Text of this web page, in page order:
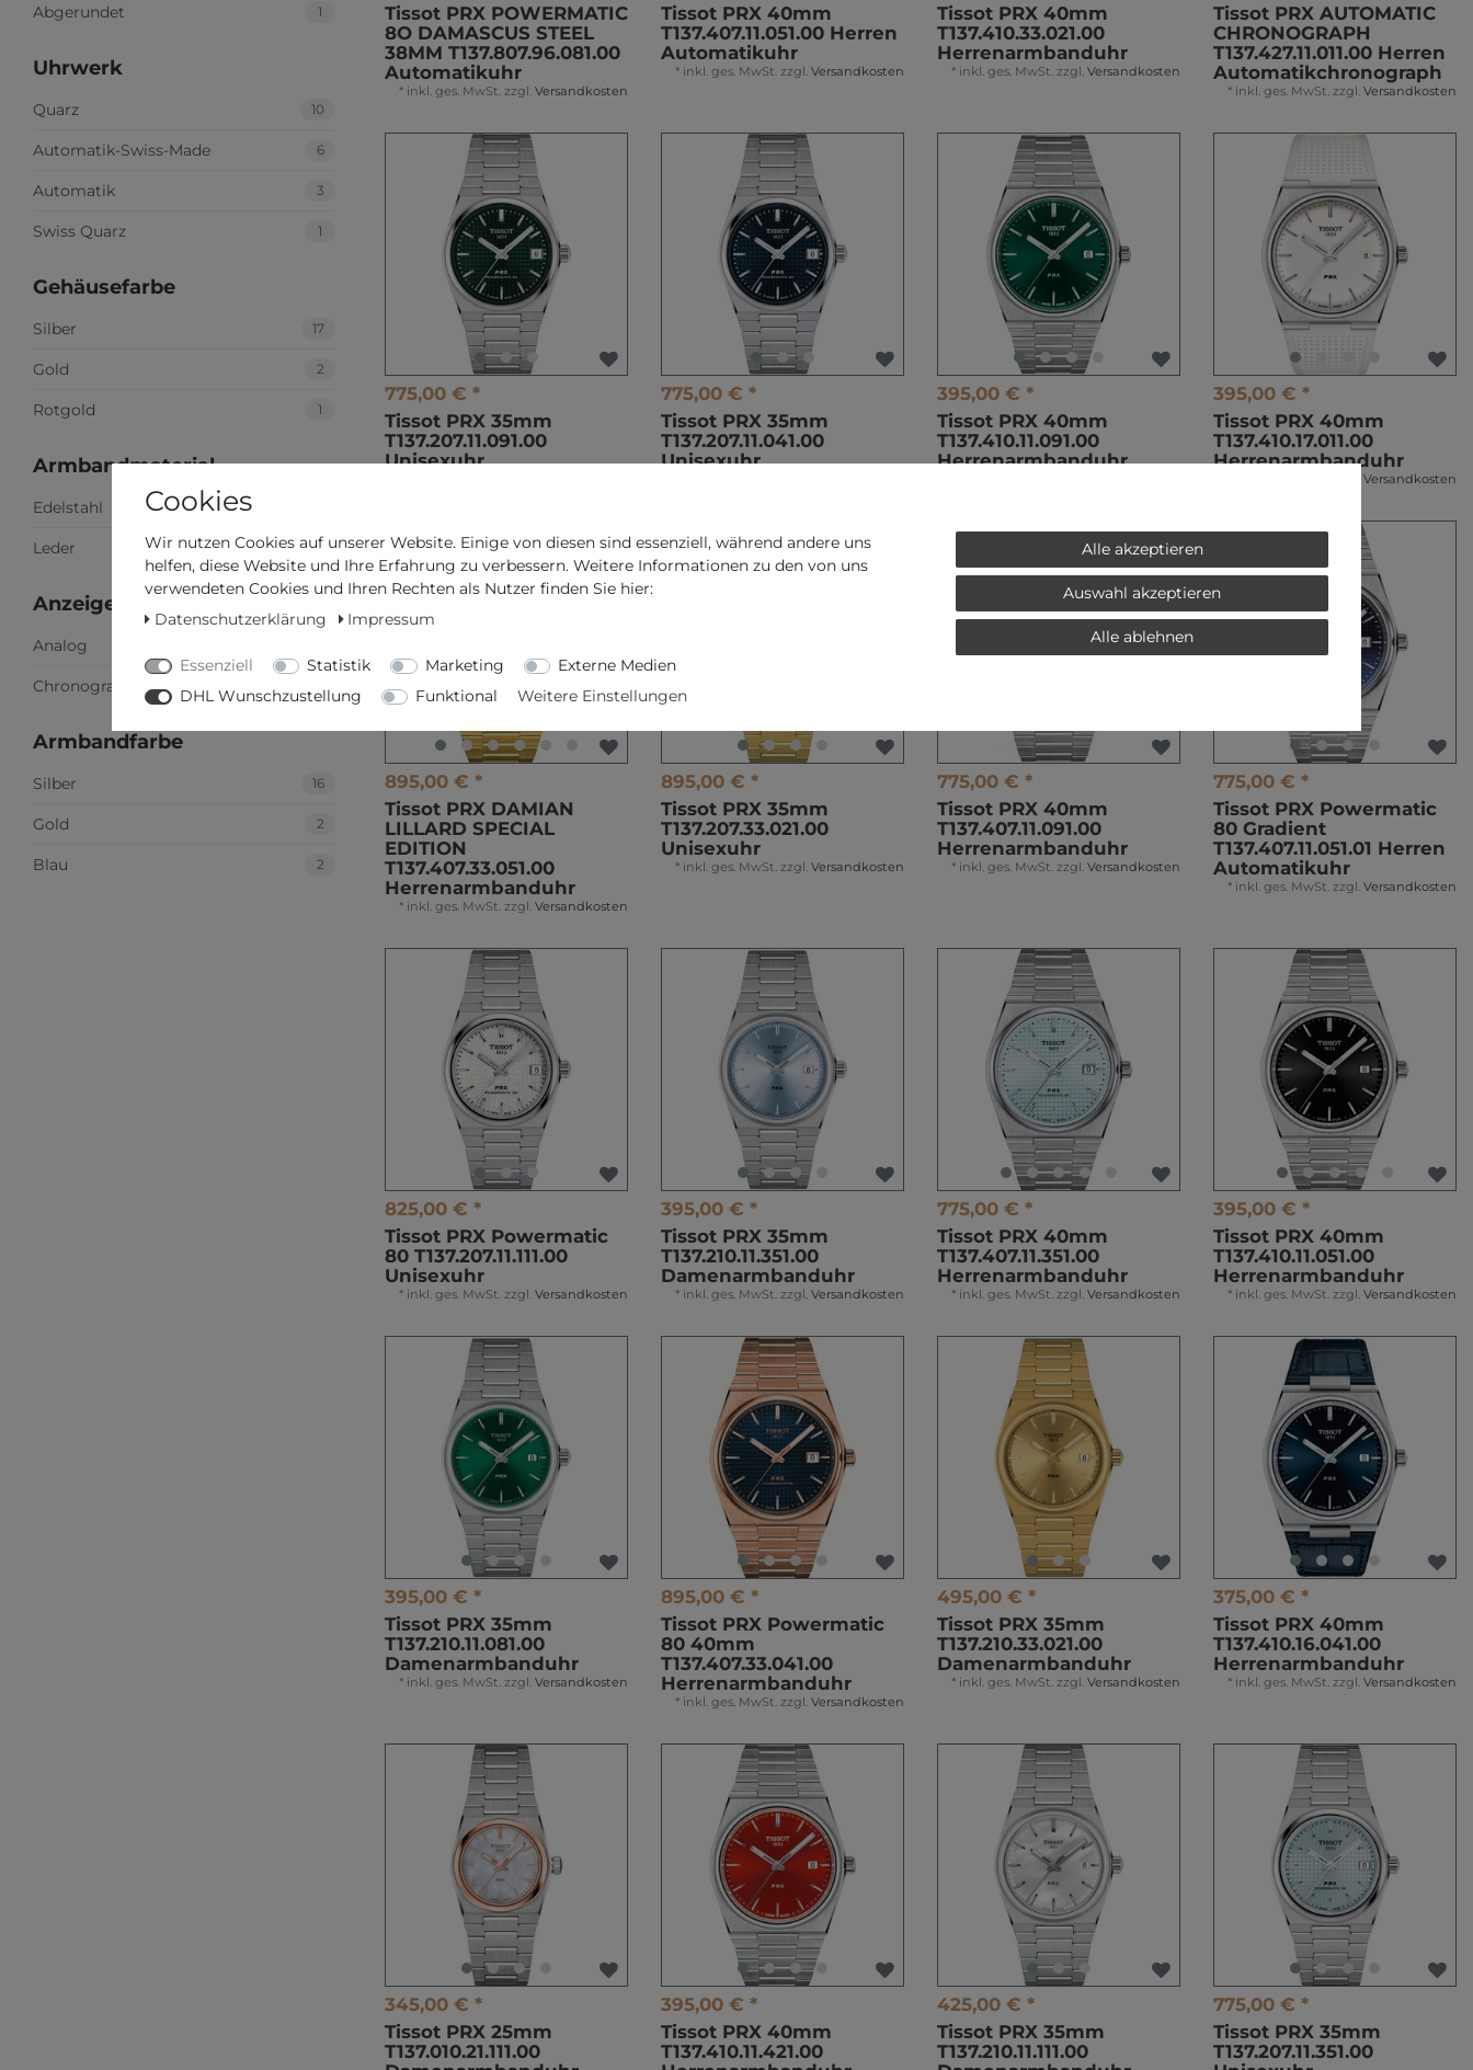
Abgerundet 1
Uhrwerk
Quarz 10
Automatik-Swiss-Made 6
Automatik 3
Swiss Quarz 1
Gehäusefarbe
Silber 17
Gold 2
Rotgold 1
Armbandmaterial
Edelstahl
Leder 2
Anzeigeart
Analog
Chronograph 2
Armbandfarbe
Silber 16
Gold 2
Blau 2
Tissot PRX POWERMATIC
8О DAMASCUS STEEL
38MM T137.807.96.081.00
Automatikuhr
* inkl. ges. MwSt. zzgl. Versandkosten
Tissot PRX 40mm
T137.407.11.051.00 Herren
Automatikuhr
* inkl. ges. MwSt. zzgl. Versandkosten
Tissot PRX 40mm
T137.410.33.021.00
Herrenarmbanduhr
* inkl. ges. MwSt. zzgl. Versandkosten
Tissot PRX AUTOMATIC
CHRONOGRAPH
T137.427.11.011.00 Herren
Automatikchronograph
* inkl. ges. MwSt. zzgl. Versandkosten
775,00 € *
Tissot PRX 35mm
T137.207.11.091.00
Unisexuhr
775,00 € *
Tissot PRX 35mm
T137.207.11.041.00
Unisexuhr
395,00 € *
Tissot PRX 40mm
T137.410.11.091.00
Herrenarmbanduhr
395,00 € *
Tissot PRX 40mm
T137.410.17.011.00
Herrenarmbanduhr
Versandkosten
895,00 € *
Tissot PRX DAMIAN
LILLARD SPECIAL
EDITION
T137.407.33.051.00
Herrenarmbanduhr
* inkl. ges. MwSt. zzgl. Versandkosten
895,00 € *
Tissot PRX 35mm
T137.207.33.021.00
Unisexuhr
* inkl. ges. MwSt. zzgl. Versandkosten
775,00 € *
Tissot PRX 40mm
T137.407.11.091.00
Herrenarmbanduhr
* inkl. ges. MwSt. zzgl. Versandkosten
775,00 € *
Tissot PRX Powermatic
80 Gradient
T137.407.11.051.01 Herren
Automatikuhr
* inkl. ges. MwSt. zzgl. Versandkosten
825,00 € *
Tissot PRX Powermatic
80 T137.207.11.111.00
Unisexuhr
* inkl. ges. MwSt. zzgl. Versandkosten
395,00 € *
Tissot PRX 35mm
T137.210.11.351.00
Damenarmbanduhr
* inkl. ges. MwSt. zzgl. Versandkosten
775,00 € *
Tissot PRX 40mm
T137.407.11.351.00
Herrenarmbanduhr
* inkl. ges. MwSt. zzgl. Versandkosten
395,00 € *
Tissot PRX 40mm
T137.410.11.051.00
Herrenarmbanduhr
* inkl. ges. MwSt. zzgl. Versandkosten
395,00 € *
Tissot PRX 35mm
T137.210.11.081.00
Damenarmbanduhr
* inkl. ges. MwSt. zzgl. Versandkosten
895,00 € *
Tissot PRX Powermatic
80 40mm
T137.407.33.041.00
Herrenarmbanduhr
* inkl. ges. MwSt. zzgl. Versandkosten
495,00 € *
Tissot PRX 35mm
T137.210.33.021.00
Damenarmbanduhr
* inkl. ges. MwSt. zzgl. Versandkosten
375,00 € *
Tissot PRX 40mm
T137.410.16.041.00
Herrenarmbanduhr
* inkl. ges. MwSt. zzgl. Versandkosten
345,00 € *
Tissot PRX 25mm
T137.010.21.111.00
395,00 € *
Tissot PRX 40mm
T137.410.11.421.00
425,00 € *
Tissot PRX 35mm
T137.210.11.111.00
775,00 € *
Tissot PRX 35mm
T137.207.11.351.00
Cookies
Wir nutzen Cookies auf unserer Website. Einige von diesen sind essenziell, während andere uns
helfen, diese Website und Ihre Erfahrung zu verbessern. Weitere Informationen zu den von uns
verwendeten Cookies und Ihren Rechten als Nutzer finden Sie hier:
Datenschutzerklärung
Impressum
Essenziell Statistik Marketing
Externe Medien
DHL Wunschzustellung
Funktional Weitere Einstellungen
Alle akzeptieren
Auswahl akzeptieren
Alle ablehnen